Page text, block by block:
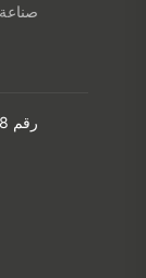
Add: 1-5f ، رقم 8 ، جنوب الطريق ، مدينة شيامن ، الصين